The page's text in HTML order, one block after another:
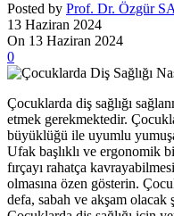
Posted by Prof. Dr. Özgür
13 Haziran 2024
On 13 Haziran 2024
0
Çocuklarda diş sağlığı
etmek gerekmektedir.
büyüklüğü ile uyumlu
Ufak başlıklı ve ergonomik
fırçayı rahatça
olmasına özen gösterin.
defa, sabah ve akşam olacak